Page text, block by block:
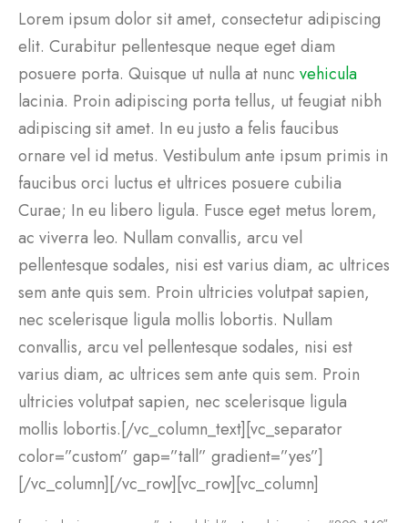
Lorem ipsum dolor sit amet, consectetur adipiscing
elit. Curabitur pellentesque neque eget diam
posuere porta. Quisque ut nulla at nunc vehicula
lacinia. Proin adipiscing porta tellus, ut feugiat nibh
adipiscing sit amet. In eu justo a felis faucibus
ornare vel id metus. Vestibulum ante ipsum primis in
faucibus orci luctus et ultrices posuere cubilia
Curae; In eu libero ligula. Fusce eget metus lorem,
ac viverra leo. Nullam convallis, arcu vel
pellentesque sodales, nisi est varius diam, ac ultrices
sem ante quis sem. Proin ultricies volutpat sapien,
nec scelerisque ligula mollis lobortis. Nullam
convallis, arcu vel pellentesque sodales, nisi est
varius diam, ac ultrices sem ante quis sem. Proin
ultricies volutpat sapien, nec scelerisque ligula
mollis lobortis.[/vc_column_text][vc_separator
color=”custom” gap=”tall” gradient=”yes”]
[/vc_column][/vc_row][vc_row][vc_column]